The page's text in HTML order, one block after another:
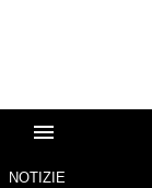
NOTIZIE